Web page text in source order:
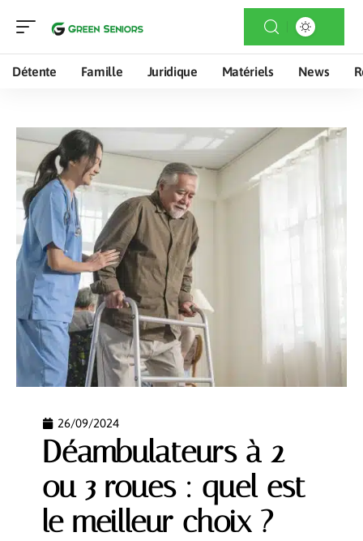
Détente Famille Juridique Matériels News
26/09/2024
Déambulateurs à 2
ou 3 roues : quel est
le meilleur choix ?